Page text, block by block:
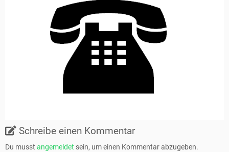
Schreibe einen Kommentar
Du musst angemeldet sein, um einen Kommentar abzugeben.